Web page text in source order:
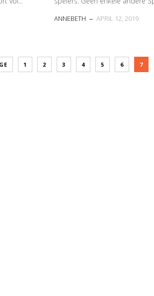
ANNEBETH APRIL 12, 2019
1 2 3 4 5 6 7